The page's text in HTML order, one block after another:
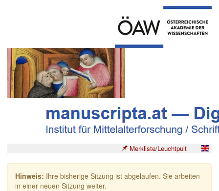
Merkliste/Leuchtpult
Hinweis: Ihre bisherige Sitzung ist abgelaufen. Sie arbeiten
in einer neuen Sitzung weiter.